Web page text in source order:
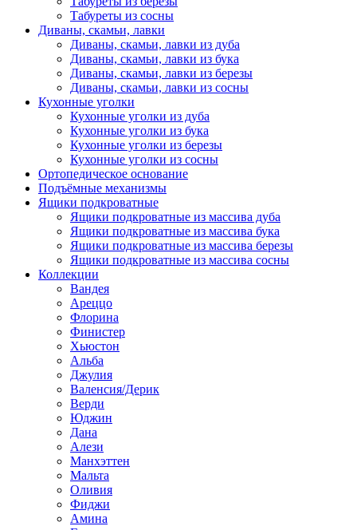
Табуреты из сосны
Диваны, скамьи, лавки
Диваны, скамьи, лавки из дуба
Диваны, скамьи, лавки из бука
Диваны, скамьи, лавки из березы
Диваны, скамьи, лавки из сосны
Кухонные уголки
Кухонные уголки из дуба
Кухонные уголки из бука
Кухонные уголки из березы
Кухонные уголки из сосны
Ортопедическое основание
Подъёмные механизмы
Ящики подкроватные
Ящики подкроватные из массива дуба
Ящики подкроватные из массива бука
Ящики подкроватные из массива березы
Ящики подкроватные из массива сосны
Коллекции
Вандея
Ареццо
Флорина
Финистер
Хьюстон
Альба
Джулия
Валенсия/Дерик
Верди
Юджин
Дана
Алези
Манхэттен
Мальта
Оливия
Фиджи
Амина